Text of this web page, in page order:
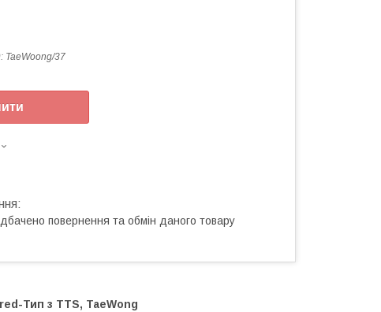
TaeWoong/37
повернення та обмін даного товару
Тип з TTS, TaeWong